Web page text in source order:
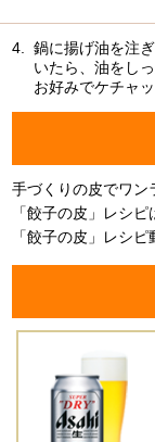
4.
鍋に揚げ油を注
いたら、油をし
お好みでケチャ
手づくりの皮でワン
「餃子の皮」レシ
「餃子の皮」レシ